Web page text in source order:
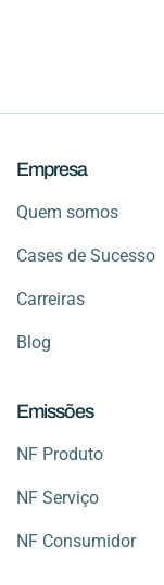
Empresa
Quem somos
Cases de Sucesso
Carreiras
Blog
Emissões
NF Produto
NF Serviço
NF Consumidor